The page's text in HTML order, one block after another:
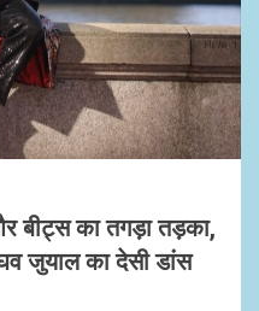
बीट्स का तगड़ा तड़का,
जुयाल का देसी डांस